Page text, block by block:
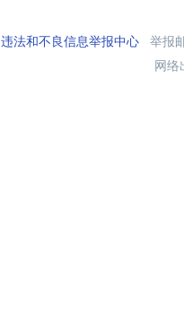
违法和不良信息举报中心举报
网